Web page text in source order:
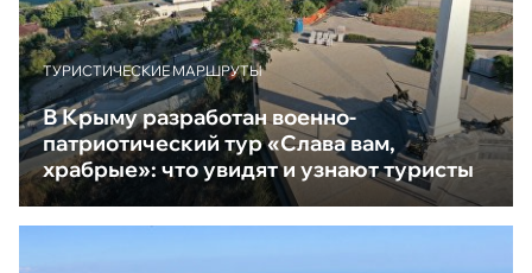
ТУРИСТИЧЕСКИЕ МАРШРУТЫ
В Крыму разработан военно-
патриотический тур «Слава вам,
храбрые»: что увидят и узнают туристы